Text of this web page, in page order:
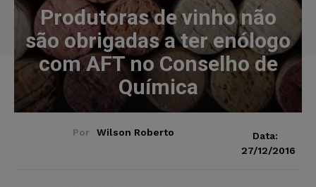
Produtoras de vinho não
são obrigadas a ter enólogo
com AFT no Conselho de
Química
Por Wilson Roberto
Data:
27/12/2016